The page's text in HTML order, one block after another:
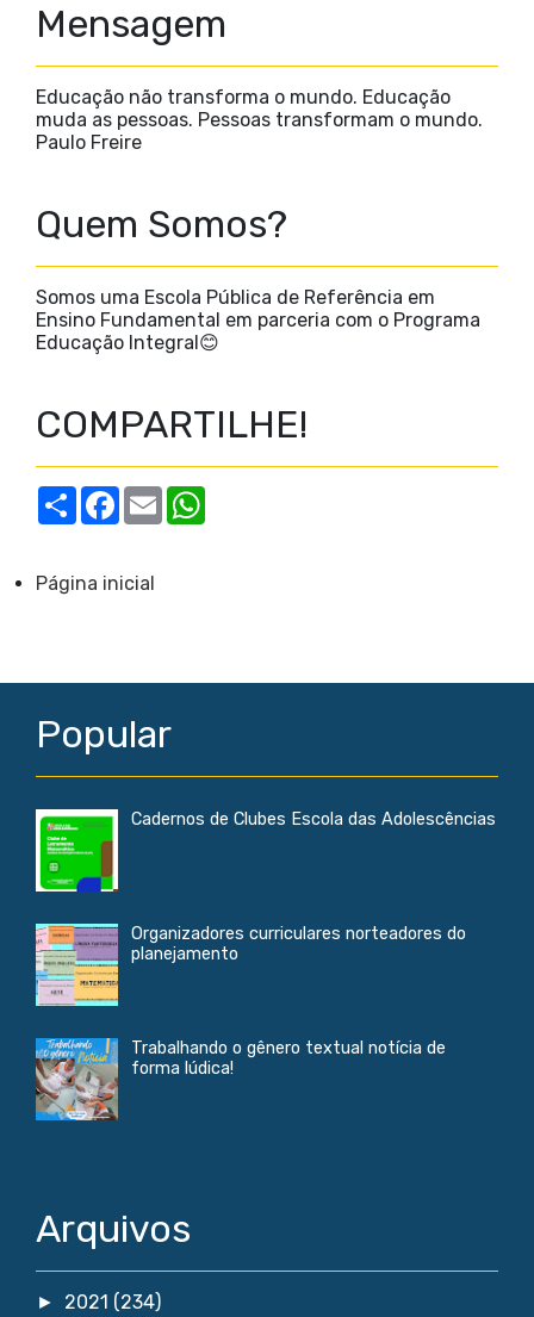
Mensagem
Educação não transforma o mundo. Educação
muda as pessoas. Pessoas transformam o mundo.
Paulo Freire
Quem Somos?
Somos uma Escola Pública de Referência em
Ensino Fundamental em parceria com o Programa
Educação Integral😊
COMPARTILHE!
S
h
F
b
o
E
m
Página inicial
Popular
Cadernos de Clubes Escola das Adolescências
Organizadores curriculares norteadores do
planejamento
Trabalhando o gênero textual notícia de
forma lúdica!
Arquivos
► 2021 (234)